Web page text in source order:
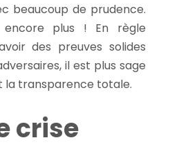
beaucoup de prudence.
plus ! En règle
des preuves solides
il est plus sage
la transparence totale.
crise